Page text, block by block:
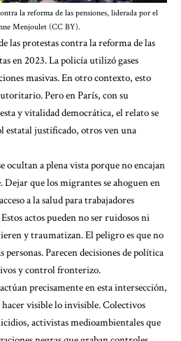
la reforma de las pensiones, liderada por el
Menjoulet (CC BY).
las protestas contra la reforma de las
en 2023. La policía utilizó gases
masivas. En otro contexto, esto
Pero en París, con su
y vitalidad democrática, el relato se
estatal justificado, otros ven una
ocultan a plena vista porque no encajan
que los migrantes se ahoguen en
a la salud para trabajadores
actos pueden no ser ruidosos ni
y traumatizan. El peligro es que no
Parecen decisiones de política
y control fronterizo.
precisamente en esta intersección,
visible lo invisible. Colectivos
activistas medioambientalesque